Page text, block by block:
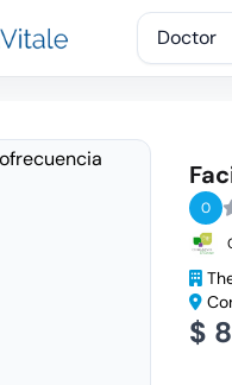
0
$